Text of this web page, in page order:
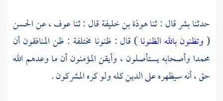
حدثنابشرقال : ثناهوذة بن خليفةقال : ثناعوف ،عنالحسن
(وتظنون بالله الظنونا) قال : ظنونا مختلفة : ظن المنافقون أن
محمدا وأصحابه يستأصلون ، وأيقن المؤمنون أن ما وعدهم الله
حق ، أنه سيظهره على الدين كله ولو كره المشركون .